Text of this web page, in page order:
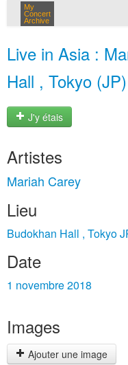
My
Concert
Archive
Live in Asia :
Hall , Tokyo
J'y étais
Artistes
Mariah Carey
Lieu
Budokhan Hall , Tokyo
Date
1 novembre 2018
Images
Ajouter une image